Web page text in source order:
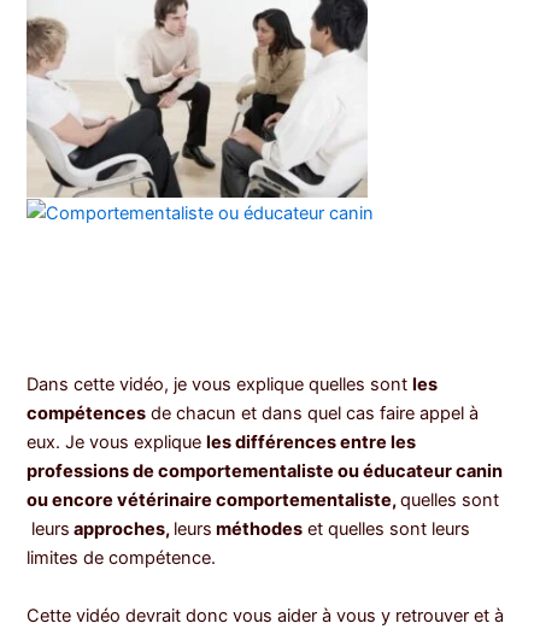
Dans cette vidéo, je vous explique quelles sontles
compétences de chacun et dans quel cas faire appel à
eux. Je vous expliqueles différences entre les
professions de comportementaliste ou éducateur canin
ou encore vétérinaire comportementaliste,quelles sont
leurs approches, leurs méthodes et quelles sont leurs
limites de compétence.
Cette vidéo devrait donc vous aider à vous y retrouver et à